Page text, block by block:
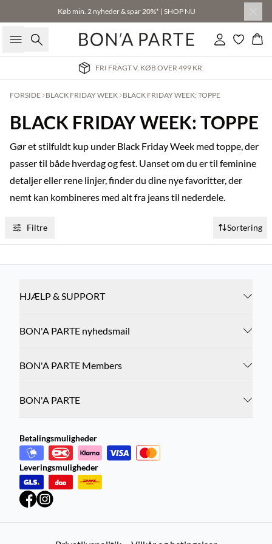
Køb min. 2 nyheder & spar 20%* | SHOP NU
Søg Log ind
FRI FRAGT V. KØB OVER 499 KR.
FORSIDE BLACK FRIDAY WEEK BLACK FRIDAY WEEK: TOPPE
BLACK FRIDAY WEEK: TOPPE
Gør et stilfuldt kup under Black Friday Week med toppe, der
passer til både hverdag og fest. Uanset om du er til feminine
detaljer eller rene linjer, finder du dine nye favoritter, der
nemt kan kombineres med alt fra jeans til nederdele.
Filtre Sortering
HJÆLP & SUPPORT
BON'A PARTE nyhedsmail
BON'A PARTE Members
BON'A PARTE
Betalingsmuligheder
Leveringsmuligheder